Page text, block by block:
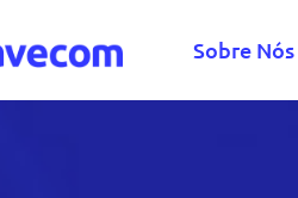
Sobre Nós